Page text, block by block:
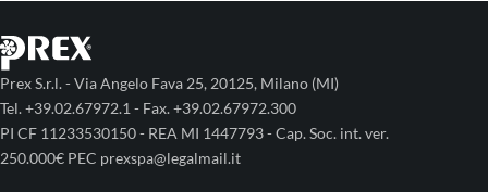
Prex S.r.l. - Via Angelo Fava 25, 20125, Milano (MI)
Tel. +39.02.67972.1 - Fax. +39.02.67972.300
PI CF 11233530150 - REA MI 1447793 - Cap. Soc. int. ver.
250.000€ PEC prexspa@legalmail.it